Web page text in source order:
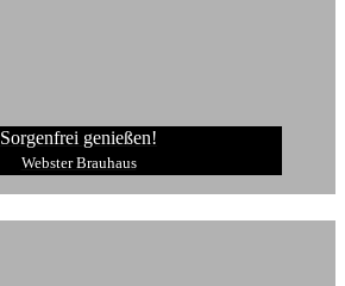
Sorgenfrei genießen!
Webster Brauhaus